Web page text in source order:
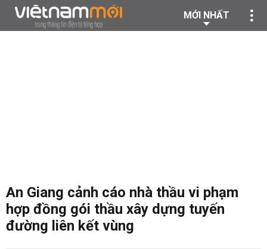
MỚI NHẤT
An Giang cảnh cáo nhà thầu vi phạm
hợp đồng gói thầu xây dựng tuyến
đường liên kết vùng